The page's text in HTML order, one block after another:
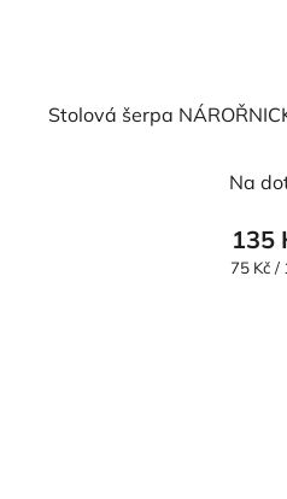
Stolová šerpa
Na
135
Měrná
75 Kč /